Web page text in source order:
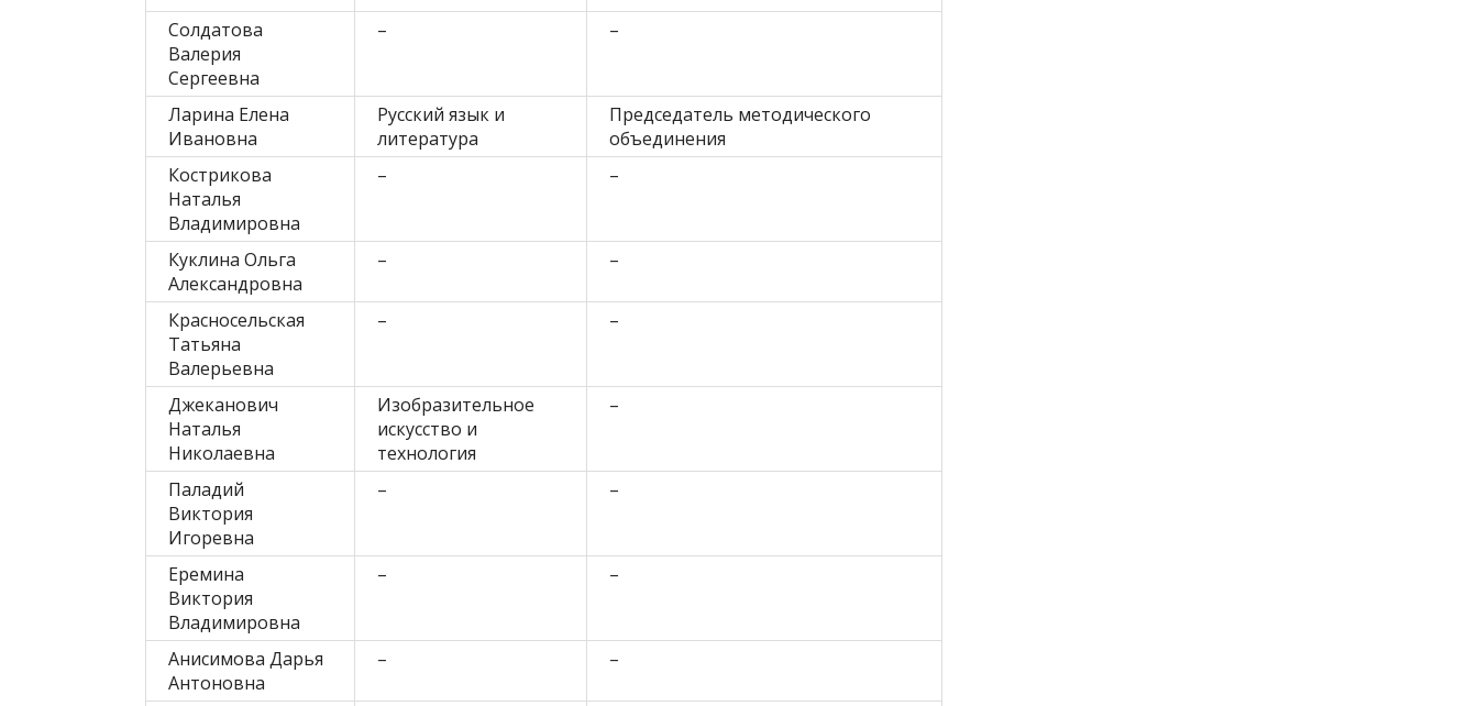
Солдатова
Валерия
Сергеевна
– –
Ларина Елена
Ивановна
Русский язык и
литература
Председатель методического
объединения
Кострикова
Наталья
Владимировна
– –
Куклина Ольга
Александровна
– –
Красносельская
Татьяна
Валерьевна
– –
Джеканович
Наталья
Николаевна
Изобразительное
искусство и
технология
–
Паладий
Виктория
Игоревна
– –
Еремина
Виктория
Владимировна
– –
Анисимова Дарья
Антоновна
– –